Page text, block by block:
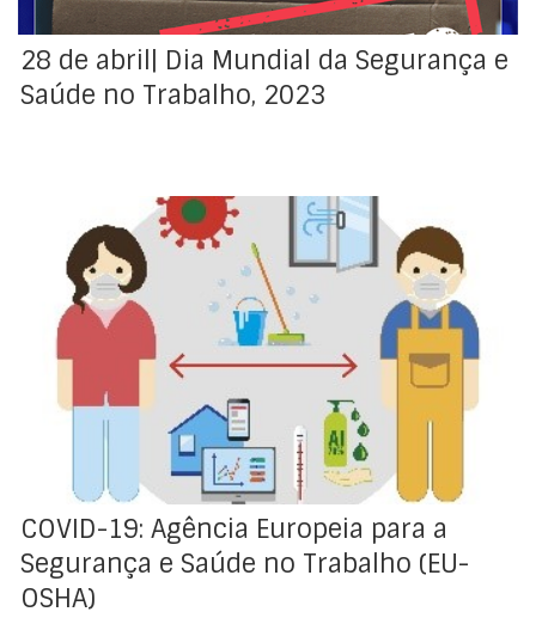
28 de abril| Dia Mundial da Segurança e
Saúde no Trabalho, 2023
Para ajudar a adaptar os procedimentos de avaliação
de riscos e assegurar a segurança e saúde dos
trabalhadores durante a pandemia e de modo a evitar
a proliferação de contágio, transmissão do vírus e da
expansão da doença foi disponibilizado o OiRA COVID-
19. Para além deste instrumento, foram disponibilizados
mais […]
COVID-19: Agência Europeia para a
Segurança e Saúde no Trabalho (EU-
OSHA)